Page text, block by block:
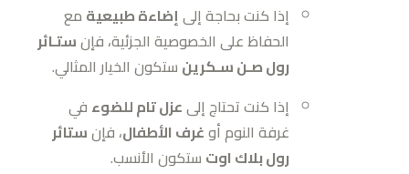
إذا كنت بحاجة إلى إضاءة طبيعية مع
الحفاظ على الخصوصية الجزئية، فإنستـائر
رول صـن سـكرين ستكون الخيار المثالي.
إذا كنت تحتاج إلىعزل تام للضوء في
غرفة النوم أوغرف الأطفال، فإنستائر
رول بلاك اوت ستكون الأنسب.